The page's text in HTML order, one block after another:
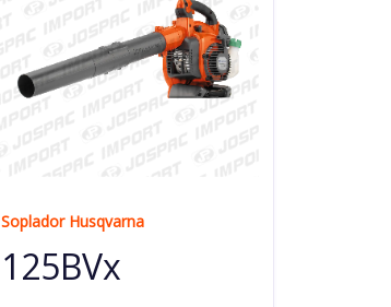
Soplador Husqvarna
125BVx